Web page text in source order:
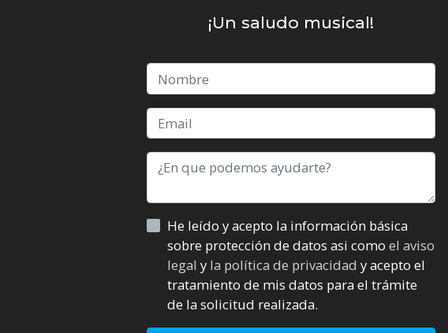
¡Un saludo musical!
He leído y acepto la información básica
sobre protección de datos asi como el aviso
legal y la política de privacidad y acepto el
tratamiento de mis datos para el trámite
de la solicitud realizada.